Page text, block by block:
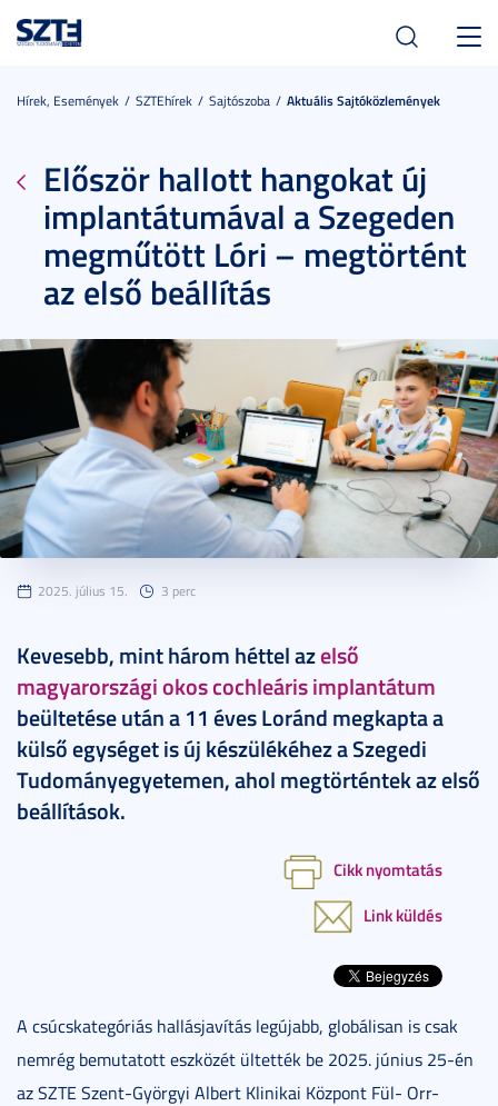
Hírek, Események SZTEhírek Sajtószoba Aktuális Sajtóközlemények
Először hallott hangokat új
implantátumával a Szegeden
megműtött Lóri – megtörtént
az első beállítás
2025. július 15. 3 perc
Kevesebb, mint három héttel azelső
magyarországi okos cochleáris implantátum
beültetése után a 11 éves Loránd megkapta a
külső egységet is új készülékéhez a Szegedi
Tudományegyetemen, ahol megtörténtek az első
beállítások.
Cikk nyomtatás
Link küldés
A csúcskategóriás hallásjavítás legújabb, globálisan is csak
nemrég bemutatott eszközét ültették be 2025. június 25-én
az SZTE Szent-Györgyi Albert Klinikai Központ Fül- Orr-